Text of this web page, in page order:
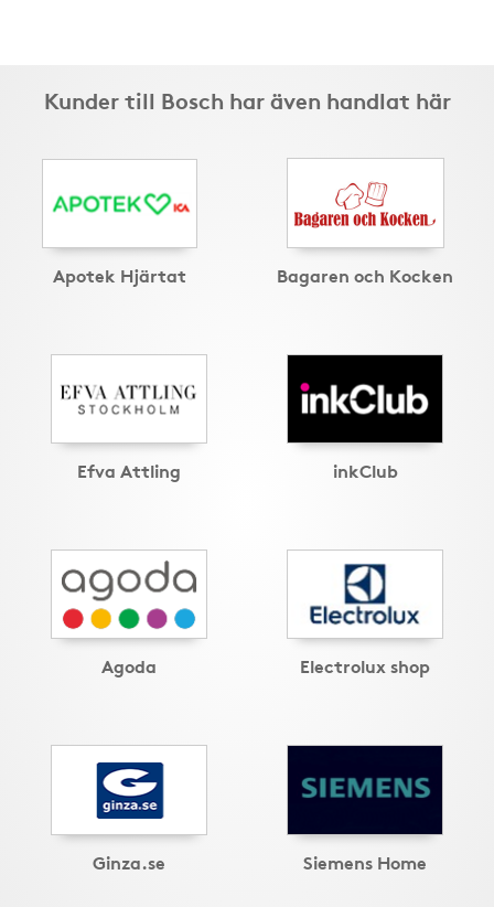
Kunder till Bosch har även handlat här
Apotek Hjärtat Bagaren och Kocken
Efva Attling inkClub
Agoda Electrolux shop
Ginza.se Siemens Home